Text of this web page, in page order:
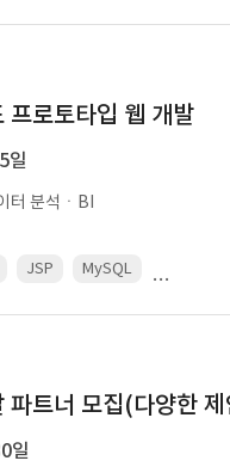
프로토타입 웹 개발
일
터 분석ㆍBI
JSP MySQL
파트너 모집(다양한
일